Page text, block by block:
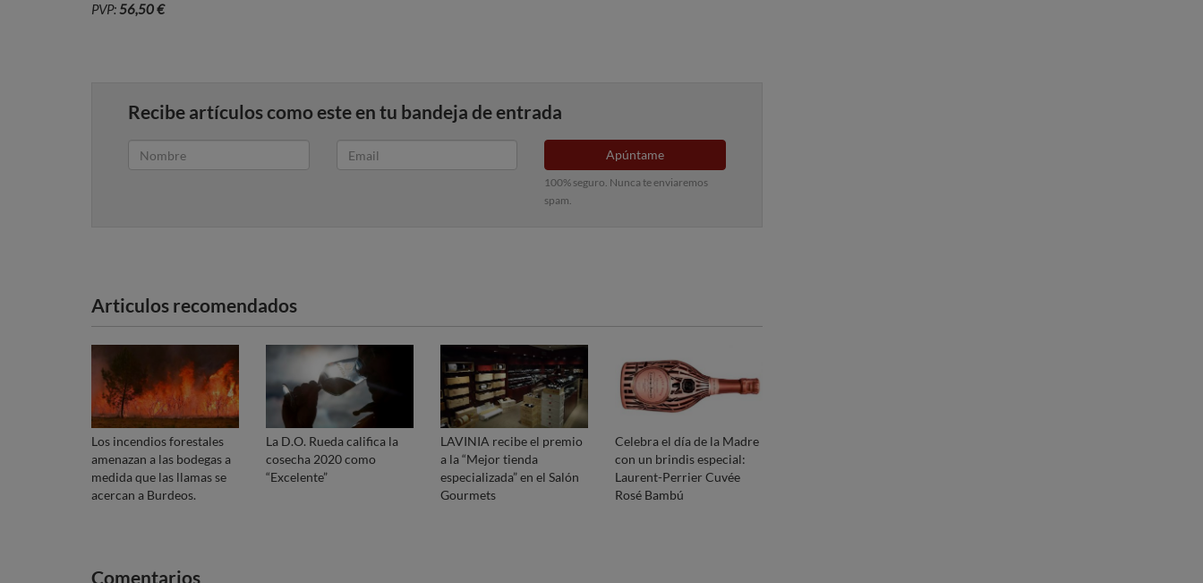
PVP:56,50 €
Recibe artículos como este en tu bandeja de entrada
Apúntame
100% seguro. Nunca te enviaremos
spam.
Articulos recomendados
Los incendios forestales
amenazan a las bodegas a
medida que las llamas se
acercan a Burdeos.
La D.O. Rueda califica la
cosecha 2020 como
“Excelente”
LAVINIA recibe el premio
a la “Mejor tienda
especializada” en el Salón
Gourmets
Celebra el día de la Madre
con un brindis especial:
Laurent-Perrier Cuvée
Rosé Bambú
Comentarios